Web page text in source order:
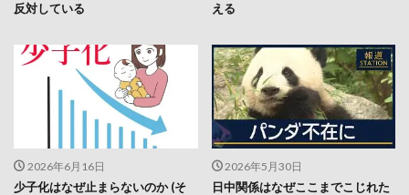
反対している
える
2026年6月16日
少子化はなぜ止まらないのか (そ
2026年5月30日
日中関係はなぜここまでこじれた